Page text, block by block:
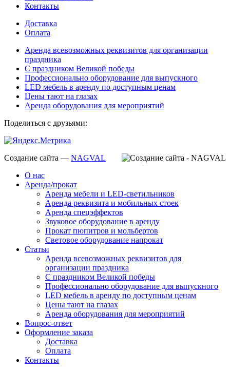
Контакты
Доставка
Оплата
Аренда всевозможных реквизитов для организации
праздника
С праздником Великой победы
Профессионально оборудование для выпускного
LED мебель в аренду по доступным ценам
Цены тают на глазах
Аренда оборудования для мероприятий
Поделиться с друзьями:
Создание сайта — NAGVAL
О нас
Аренда/прокат
Аренда мебели и LED-светильников
Аренда реквизита и мобильных стоек
Аренда спецэффектов
Звуковое оборудование в аренду
Прокат пюпитров и мольбертов
Световое оборудование напрокат
Статьи
Аренда всевозможных реквизитов для
организации праздника
С праздником Великой победы
Профессионально оборудование для выпускного
LED мебель в аренду по доступным ценам
Цены тают на глазах
Аренда оборудования для мероприятий
Вопрос-ответ
Оформление заказа
Доставка
Оплата
Контакты